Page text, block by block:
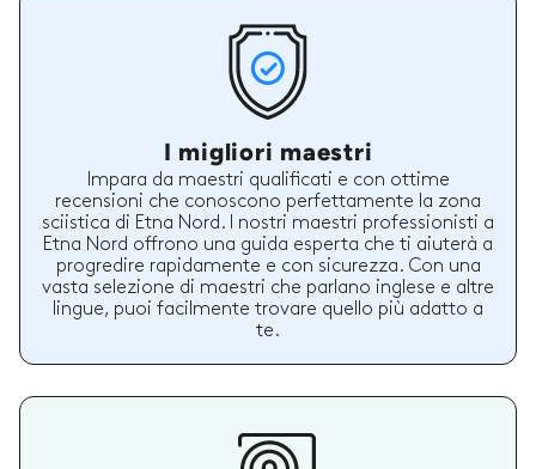
I migliori maestri
Impara da maestri qualificati e con ottime
recensioni che conoscono perfettamente la zona
sciistica di Etna Nord. I nostri maestri professionisti a
Etna Nord offrono una guida esperta che ti aiuterà a
progredire rapidamente e con sicurezza. Con una
vasta selezione di maestri che parlano inglese e altre
lingue, puoi facilmente trovare quello più adatto a
te.